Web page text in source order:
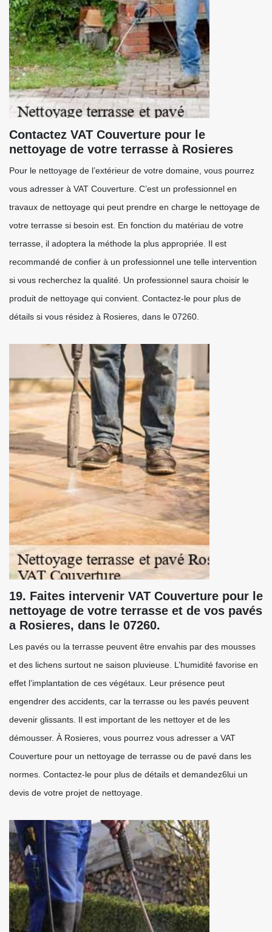
Contactez VAT Couverture pour le
nettoyage de votre terrasse à Rosieres
Pour le nettoyage de l’extérieur de votre domaine, vous pourrez
vous adresser à VAT Couverture. C’est un professionnel en
travaux de nettoyage qui peut prendre en charge le nettoyage de
votre terrasse si besoin est. En fonction du matériau de votre
terrasse, il adoptera la méthode la plus appropriée. Il est
recommandé de confier à un professionnel une telle intervention
si vous recherchez la qualité. Un professionnel saura choisir le
produit de nettoyage qui convient. Contactez-le pour plus de
détails si vous résidez à Rosieres, dans le 07260.
19. Faites intervenir VAT Couverture pour le
nettoyage de votre terrasse et de vos pavés
a Rosieres, dans le 07260.
Les pavés ou la terrasse peuvent être envahis par des mousses
et des lichens surtout ne saison pluvieuse. L’humidité favorise en
effet l’implantation de ces végétaux. Leur présence peut
engendrer des accidents, car la terrasse ou les pavés peuvent
devenir glissants. Il est important de les nettoyer et de les
démousser. À Rosieres, vous pourrez vous adresser a VAT
Couverture pour un nettoyage de terrasse ou de pavé dans les
normes. Contactez-le pour plus de détails et demandez6lui un
devis de votre projet de nettoyage.